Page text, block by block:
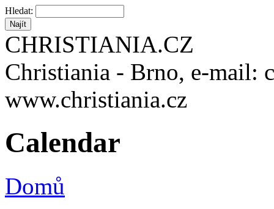
Hledat:
CHRISTIANIA.CZ
Christiania - Brno, e-mail:
www.christiania.cz
Calendar
Domů